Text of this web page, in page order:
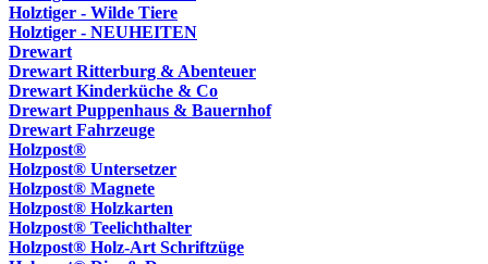
Holztiger - Wilde Tiere
Holztiger - NEUHEITEN
Drewart
Drewart Ritterburg & Abenteuer
Drewart Kinderküche & Co
Drewart Puppenhaus & Bauernhof
Drewart Fahrzeuge
Holzpost®
Holzpost® Untersetzer
Holzpost® Magnete
Holzpost® Holzkarten
Holzpost® Teelichthalter
Holzpost® Holz-Art Schriftzüge